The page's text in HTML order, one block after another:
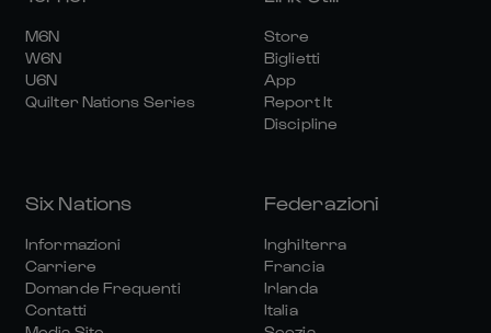
M6N
W6N
U6N
Quilter Nations Series
Store
Biglietti
App
Report It
Discipline
Six Nations
Informazioni
Carriere
Domande Frequenti
Contatti
Federazioni
Inghilterra
Francia
Irlanda
Italia